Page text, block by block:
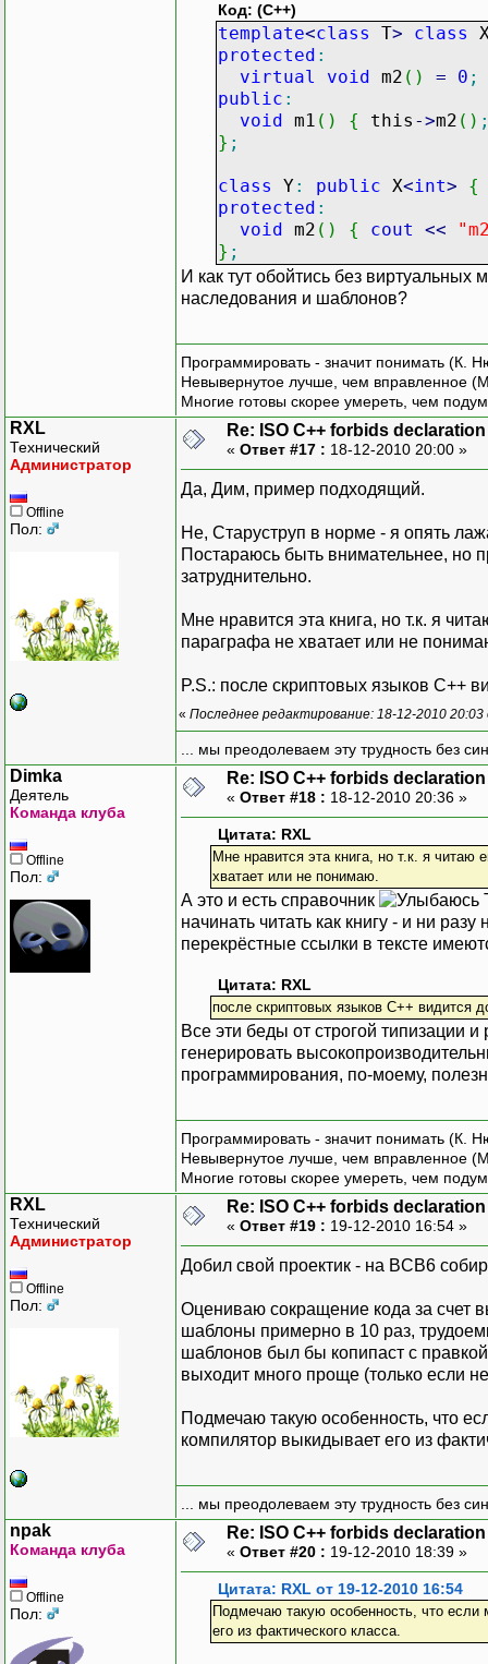
Код: (C++)
template<class T> class
protected :
virtual
void m2 ( ) = 0 ;
public :
void m1 ( ) { this ->m2 ( )
} ;
class Y: public X<int>
{
protected :
void m2 ( ) { cout <<
} ;
И как тут обойтись без виртуальных
наследования и шаблонов?
Программировать - значит понимать (К.
Невывернутое лучше, чем вправленное
Многие готовы скорее умереть, чем
RXL
Технический
Администратор
Offline
Пол:
Re: ISO C++ forbids declaration
« Ответ #17 : 18-12-2010 20:00 »
Да, Дим, пример подходящий.
Не, Старуструп в норме - я опять
Постараюсь быть внимательнее,
затруднительно.
Мне нравится эта книга, но т.к. я
параграфа не хватает или не
P.S.: после скриптовых языков C++
« Последнее редактирование: 18-12-2010
... мы преодолеваем эту трудность без
Dimka
Деятель
Команда клуба
Offline
Пол:
Re: ISO C++ forbids declaration
« Ответ #18 : 18-12-2010 20:36 »
Цитата: RXL
Мне нравится эта книга, но т.к. я читаю
хватает или не понимаю.
А это и есть справочник
начинать читать как книгу - и ни
перекрёстные ссылки в тексте
Цитата: RXL
после скриптовых языков C++ видится
Все эти беды от строгой типизации
генерировать
программирования, по-моему,
Программировать - значит понимать (К.
Невывернутое лучше, чем вправленное
Многие готовы скорее умереть, чем
RXL
Технический
Администратор
Offline
Пол:
Re: ISO C++ forbids declaration
« Ответ #19 : 19-12-2010 16:54 »
Добил свой проектик - на BCB6
Оцениваю сокращение кода за счет
шаблоны примерно в 10 раз,
шаблонов был бы копипаст с
выходит много проще (только если
Подмечаю такую особенность, что
компилятор выкидывает его из
... мы преодолеваем эту трудность без
npak
Команда клуба
Offline
Пол:
Re: ISO C++ forbids declaration
« Ответ #20 : 19-12-2010 18:39 »
Цитата: RXL от 19-12-2010 16:54
Подмечаю такую особенность, что если
его из фактического класса.